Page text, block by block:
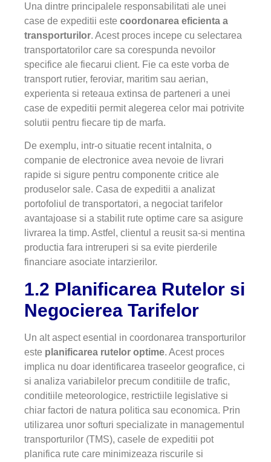
Una dintre principalele responsabilitati ale unei
case de expeditii este coordonarea eficienta a
transporturilor. Acest proces incepe cu selectarea
transportatorilor care sa corespunda nevoilor
specifice ale fiecarui client. Fie ca este vorba de
transport rutier, feroviar, maritim sau aerian,
experienta si reteaua extinsa de parteneri a unei
case de expeditii permit alegerea celor mai potrivite
solutii pentru fiecare tip de marfa.
De exemplu, intr-o situatie recent intalnita, o
companie de electronice avea nevoie de livrari
rapide si sigure pentru componente critice ale
produselor sale. Casa de expeditii a analizat
portofoliul de transportatori, a negociat tarifelor
avantajoase si a stabilit rute optime care sa asigure
livrarea la timp. Astfel, clientul a reusit sa-si mentina
productia fara intreruperi si sa evite pierderile
financiare asociate intarzierilor.
1.2 Planificarea Rutelor si
Negocierea Tarifelor
Un alt aspect esential in coordonarea transporturilor
este planificarea rutelor optime. Acest proces
implica nu doar identificarea traseelor geografice, ci
si analiza variabilelor precum conditiile de trafic,
conditiile meteorologice, restrictiile legislative si
chiar factori de natura politica sau economica. Prin
utilizarea unor softuri specializate in managementul
transporturilor (TMS), casele de expeditii pot
planifica rute care minimizeaza riscurile si